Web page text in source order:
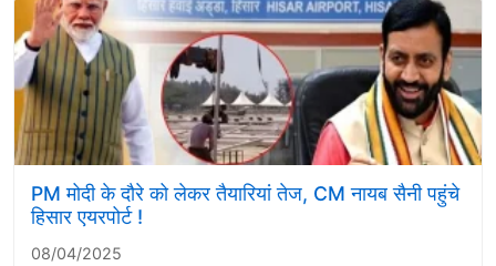
PM मोदी के दौरे को लेकर तैयारियां तेज, CM नायब सैनी पहुंचे
हिसार एयरपोर्ट !
08/04/2025